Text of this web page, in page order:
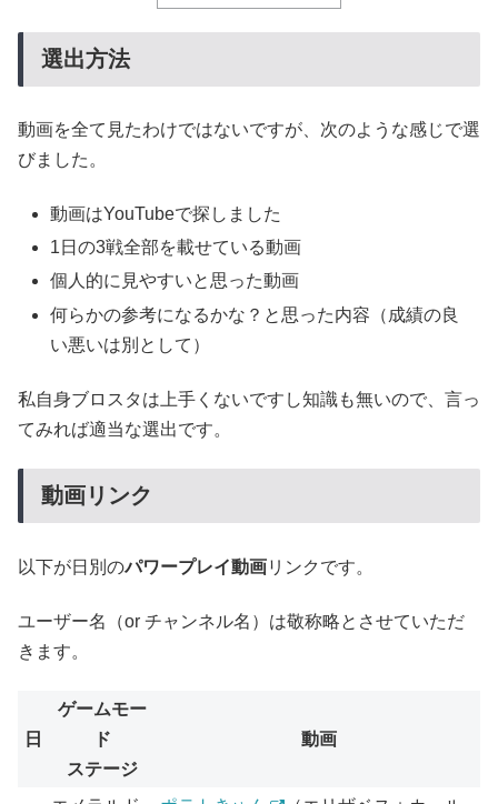
選出方法
動画を全て見たわけではないですが、次のような感じで選
びました。
動画はYouTubeで探しました
1日の3戦全部を載せている動画
個人的に見やすいと思った動画
何らかの参考になるかな？と思った内容（成績の良
い悪いは別として）
私自身ブロスタは上手くないですし知識も無いので、言っ
てみれば適当な選出です。
動画リンク
以下が日別のパワープレイ動画リンクです。
ユーザー名（or チャンネル名）は敬称略とさせていただ
きます。
日
ゲームモー
ド
ステージ
動画